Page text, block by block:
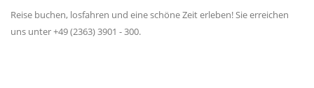
Reise buchen, losfahren und eine schöne Zeit erleben! Sie erreichen
uns unter +49 (2363) 3901 - 300.